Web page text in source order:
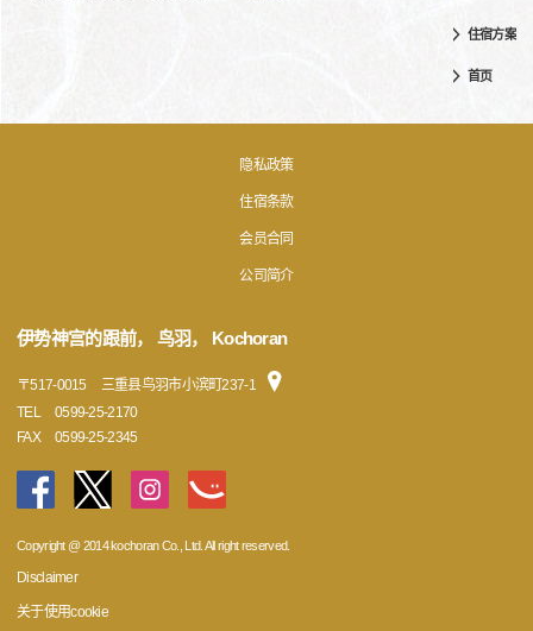
住宿方案
首页
隐私政策
住宿条款
会员合同
公司简介
伊势神宫的跟前， 鸟羽， Kochoran
〒517-0015
三重县鸟羽市小滨町237-1
TEL
0599-25-2170
FAX
0599-25-2345
Copyright @ 2014 kochoran Co., Ltd. All right reserved.
Disclaimer
关于使用cookie